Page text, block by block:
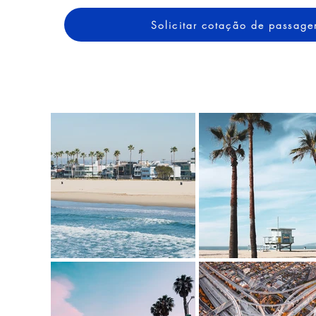
Solicitar cotação de